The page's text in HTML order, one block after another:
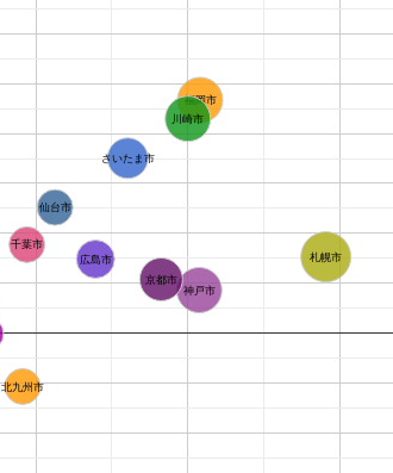
札幌市
福岡市
川崎市
神戸市
京都市
さいたま市
広島市
仙台市
千葉市
北九州市